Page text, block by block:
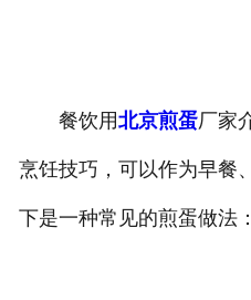
餐饮用北京煎蛋厂家
烹饪技巧，可以作为早餐
下是一种常见的煎蛋做法：